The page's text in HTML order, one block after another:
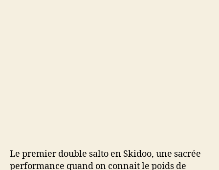
Le premier double salto en Skidoo, une sacrée
performance quand on connait le poids de